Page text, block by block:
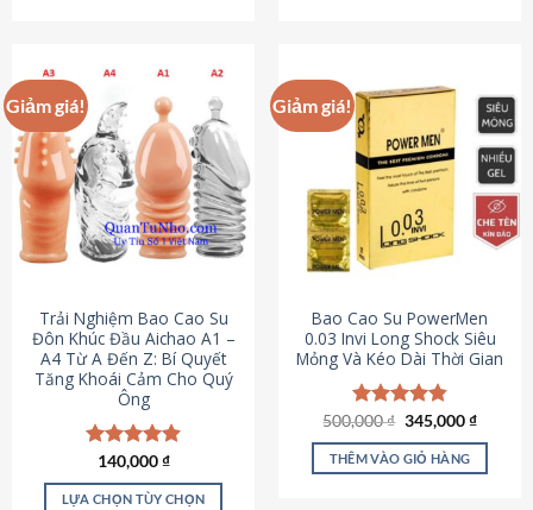
Giảm giá!
Trải Nghiệm Bao Cao Su
Đôn Khúc Đầu Aichao A1 –
A4 Từ A Đến Z: Bí Quyết
Tăng Khoái Cảm Cho Quý
Ông
Được xếp
hạng4.88
5 sao
140,000₫
LỰA CHỌN TÙY CHỌN
Giảm giá!
Bao Cao Su PowerMen
0.03 Invi Long Shock Siêu
Mỏng Và Kéo Dài Thời Gian
Được xếp
hạng4.85
5 sao
500,000₫ Giá
là:
500,000 ₫.
345,000₫Giá
tại
THÊM VÀO GIỎ HÀNG